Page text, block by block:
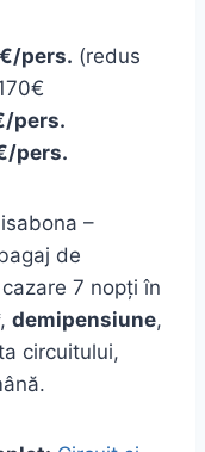
pers. (redus
pers.
pers.
–
de
7 nopți în
demipensiune,
circuitului,